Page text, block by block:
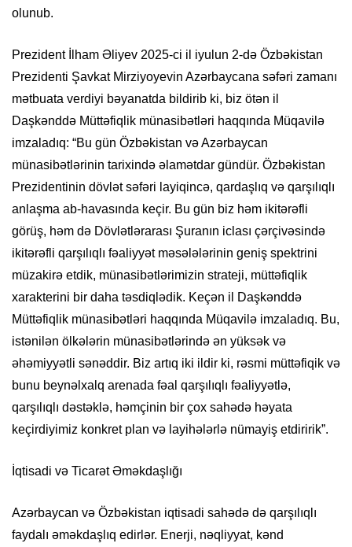
olunub.
Prezident İlham Əliyev 2025-ci il iyulun 2-də Özbəkistan
Prezidenti Şavkat Mirziyoyevin Azərbaycana səfəri zamanı
mətbuata verdiyi bəyanatda bildirib ki, biz ötən il
Daşkənddə Müttəfiqlik münasibətləri haqqında Müqavilə
imzaladıq: “Bu gün Özbəkistan və Azərbaycan
münasibətlərinin tarixində əlamətdar gündür. Özbəkistan
Prezidentinin dövlət səfəri layiqincə, qardaşlıq və qarşılıqlı
anlaşma ab-havasında keçir. Bu gün biz həm ikitərəfli
görüş, həm də Dövlətlərarası Şuranın iclası çərçivəsində
ikitərəfli qarşılıqlı fəaliyyət məsələlərinin geniş spektrini
müzakirə etdik, münasibətlərimizin strateji, müttəfiqlik
xarakterini bir daha təsdiqlədik. Keçən il Daşkənddə
Müttəfiqlik münasibətləri haqqında Müqavilə imzaladıq. Bu,
istənilən ölkələrin münasibətlərində ən yüksək və
əhəmiyyətli sənəddir. Biz artıq iki ildir ki, rəsmi müttəfiqik və
bunu beynəlxalq arenada fəal qarşılıqlı fəaliyyətlə,
qarşılıqlı dəstəklə, həmçinin bir çox sahədə həyata
keçirdiyimiz konkret plan və layihələrlə nümayiş etdiririk”.
İqtisadi və Ticarət Əməkdaşlığı
Azərbaycan və Özbəkistan iqtisadi sahədə də qarşılıqlı
faydalı əməkdaşlıq edirlər. Enerji, nəqliyyat, kənd